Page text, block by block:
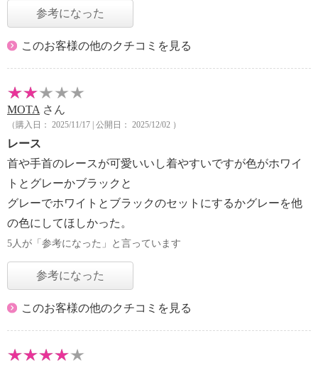
参考になった
このお客様の他のクチコミを見る
MOTA さん
（購入日： 2025/11/17 | 公開日： 2025/12/02 ）
レース
首や手首のレースが可愛いいし着やすいですが色がホワイ
トとグレーかブラックと
グレーでホワイトとブラックのセットにするかグレーを他
の色にしてほしかった。
5人が「参考になった」と言っています
参考になった
このお客様の他のクチコミを見る